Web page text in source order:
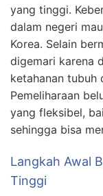
yang tinggi.
dalam negeri
Korea. Selain
digemari karena
ketahanan tubuh
Pemeliharaan
yang fleksibel,
sehingga bisa
Langkah Awal
Tinggi